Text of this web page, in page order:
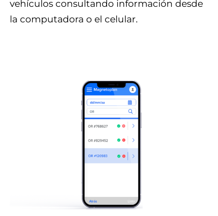
vehículos consultando información desde
la computadora o el celular.